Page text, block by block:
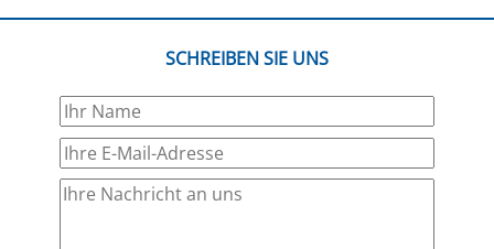
SCHREIBEN SIE UNS